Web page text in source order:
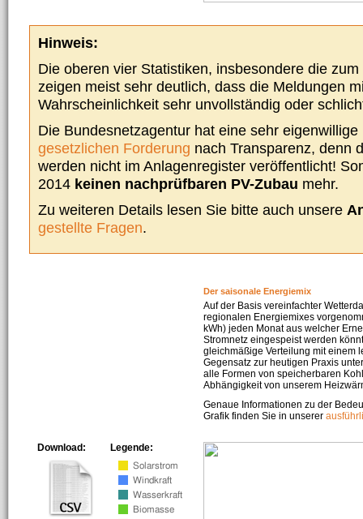
Hinweis:
Die oberen vier Statistiken, insbesondere die
zeigen meist sehr deutlich, dass die Meldungen
Wahrscheinlichkeit sehr unvollständig oder
Die Bundesnetzagentur hat eine sehr
gesetzlichen Forderung nach Transparenz, denn
werden nicht im Anlagenregister veröffentlicht!
2014 keinen nachprüfbaren PV-Zubau mehr.
Zu weiteren Details lesen Sie bitte auch unsere
gestellte Fragen.
Der saisonale Energiemix
Auf der Basis vereinfachter
regionalen Energiemixes
kWh) jeden Monat aus welcher
Stromnetz eingespeist werden
gleichmäßige Verteilung mit einem
Gegensatz zur heutigen Praxis
alle Formen von speicherbaren
Abhängigkeit von unserem
Genaue Informationen zu der
Grafik finden Sie in unserer
Legende:
Download: